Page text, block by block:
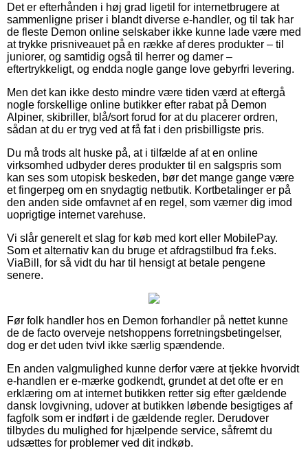
Det er efterhånden i høj grad ligetil for internetbrugere at
sammenligne priser i blandt diverse e-handler, og til tak har
de fleste Demon online selskaber ikke kunne lade være med
at trykke prisniveauet på en række af deres produkter – til
juniorer, og samtidig også til herrer og damer –
eftertrykkeligt, og endda nogle gange love gebyrfri levering.
Men det kan ikke desto mindre være tiden værd at eftergå
nogle forskellige online butikker efter rabat på Demon
Alpiner, skibriller, blå/sort forud for at du placerer ordren,
sådan at du er tryg ved at få fat i den prisbilligste pris.
Du må trods alt huske på, at i tilfælde af at en online
virksomhed udbyder deres produkter til en salgspris som
kan ses som utopisk beskeden, bør det mange gange være
et fingerpeg om en snydagtig netbutik. Kortbetalinger er på
den anden side omfavnet af en regel, som værner dig imod
uoprigtige internet varehuse.
Vi slår generelt et slag for køb med kort eller MobilePay.
Som et alternativ kan du bruge et afdragstilbud fra f.eks.
ViaBill, for så vidt du har til hensigt at betale pengene
senere.
Før folk handler hos en Demon forhandler på nettet kunne
de de facto overveje netshoppens forretningsbetingelser,
dog er det uden tvivl ikke særlig spændende.
En anden valgmulighed kunne derfor være at tjekke hvorvidt
e-handlen er e-mærke godkendt, grundet at det ofte er en
erklæring om at internet butikken retter sig efter gældende
dansk lovgivning, udover at butikken løbende besigtiges af
fagfolk som er indført i de gældende regler. Derudover
tilbydes du mulighed for hjælpende service, såfremt du
udsættes for problemer ved dit indkøb.